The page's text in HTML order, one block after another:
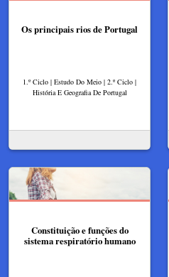
Os principais rios de Portugal
1.º Ciclo | Estudo Do Meio | 2.º Ciclo |
História E Geografia De Portugal
Constituição e funções do
sistema respiratório humano